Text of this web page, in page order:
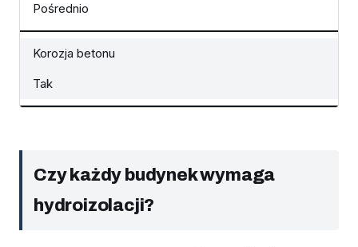
Pośrednio
Korozja betonu
Tak
Czy każdy budynek wymaga
hydroizolacji?